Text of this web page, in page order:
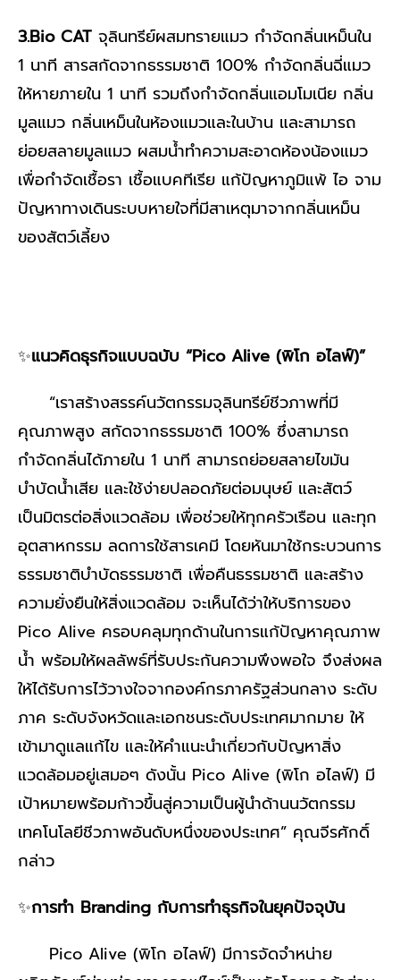
3.Bio CAT จุลินทรีย์ผสมทรายแมว กำจัดกลิ่นเหม็นใน
1 นาที สารสกัดจากธรรมชาติ 100% กำจัดกลิ่นฉี่แมว
ให้หายภายใน 1 นาที รวมถึงกำจัดกลิ่นแอมโมเนีย กลิ่น
มูลแมว กลิ่นเหม็นในห้องแมวและในบ้าน และสามารถ
ย่อยสลายมูลแมว ผสมน้ำทำความสะอาดห้องน้องแมว
เพื่อกำจัดเชื้อรา เชื้อแบคทีเรีย แก้ปัญหาภูมิแพ้ ไอ จาม
ปัญหาทางเดินระบบหายใจที่มีสาเหตุมาจากกลิ่นเหม็น
ของสัตว์เลี้ยง
✨แนวคิดธุรกิจแบบฉบับ “Pico Alive (พิโก อไลฟ์)”
“เราสร้างสรรค์นวัตกรรมจุลินทรีย์ชีวภาพที่มี
คุณภาพสูง สกัดจากธรรมชาติ 100% ซึ่งสามารถ
กำจัดกลิ่นได้ภายใน 1 นาที สามารถย่อยสลายไขมัน
บำบัดน้ำเสีย และใช้ง่ายปลอดภัยต่อมนุษย์ และสัตว์
เป็นมิตรต่อสิ่งแวดล้อม เพื่อช่วยให้ทุกครัวเรือน และทุก
อุตสาหกรรม ลดการใช้สารเคมี โดยหันมาใช้กระบวนการ
ธรรมชาติบำบัดธรรมชาติ เพื่อคืนธรรมชาติ และสร้าง
ความยั่งยืนให้สิ่งแวดล้อม จะเห็นได้ว่าให้บริการของ
Pico Alive ครอบคลุมทุกด้านในการแก้ปัญหาคุณภาพ
น้ำ พร้อมให้ผลลัพธ์ที่รับประกันความพึงพอใจ จึงส่งผล
ให้ได้รับการไว้วางใจจากองค์กรภาครัฐส่วนกลาง ระดับ
ภาค ระดับจังหวัดและเอกชนระดับประเทศมากมาย ให้
เข้ามาดูแลแก้ไข และให้คำแนะนำเกี่ยวกับปัญหาสิ่ง
แวดล้อมอยู่เสมอๆ ดังนั้น Pico Alive (พิโก อไลฟ์) มี
เป้าหมายพร้อมก้าวขึ้นสู่ความเป็นผู้นำด้านนวัตกรรม
เทคโนโลยีชีวภาพอันดับหนึ่งของประเทศ” คุณจีรศักดิ์
กล่าว
✨การทำ Branding กับการทำธุรกิจในยุคปัจจุบัน
Pico Alive (พิโก อไลฟ์) มีการจัดจำหน่าย